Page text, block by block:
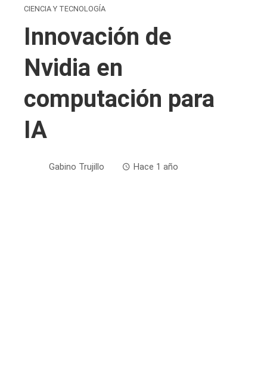
CIENCIA Y TECNOLOGÍA
Innovación de
Nvidia en
computación para
IA
Gabino Trujillo Hace 1 año